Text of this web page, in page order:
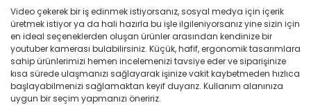
Video çekerek bir iş edinmek istiyorsanız, sosyal medya için içerik
üretmek istiyor ya da hali hazırla bu işle ilgileniyorsanız yine sizin için
en ideal seçeneklerden oluşan ürünler arasından kendinize bir
youtuber kamerası bulabilirsiniz. Küçük, hafif, ergonomik tasarımlara
sahip ürünlerimizi hemen incelemenizi tavsiye eder ve siparişinize
kısa sürede ulaşmanızı sağlayarak işinize vakit kaybetmeden hızlıca
başlayabilmenizi sağlamaktan keyif duyarız. Kullanım alanınıza
uygun bir seçim yapmanızı öneririz.